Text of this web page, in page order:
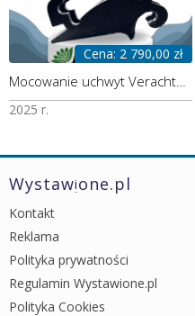
Cena: 2 790,00 zł
2025 r.
Wystawione.pl
Kontakt
Reklama
Polityka prywatności
Regulamin Wystawione.pl
Polityka Cookies